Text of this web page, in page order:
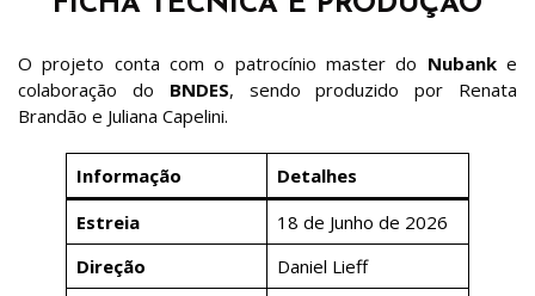
O projeto conta com o patrocínio master do Nubanke
colaboração do BNDES, sendo produzido por Renata
Brandão e Juliana Capelini.
Informação
Detalhes
Estreia
18 de Junho de 2026
Direção
Daniel Lieff